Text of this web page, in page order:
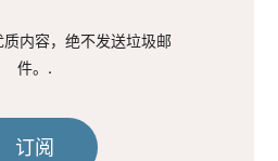
内容，绝不发送垃圾邮
件。.
订阅